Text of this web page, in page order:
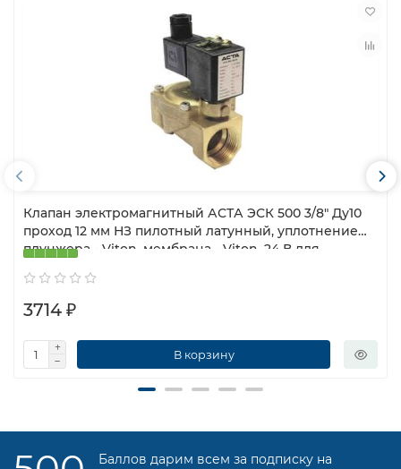
Клапан электромагнитный АСТА ЭСК 500 3/8″ Ду10
проход 12 мм НЗ пилотный латунный, уплотнение
плунжера - Viton, мембрана - Viton, 24 В для
3714 ₽
В корзину
Баллов дарим всем за подписку на